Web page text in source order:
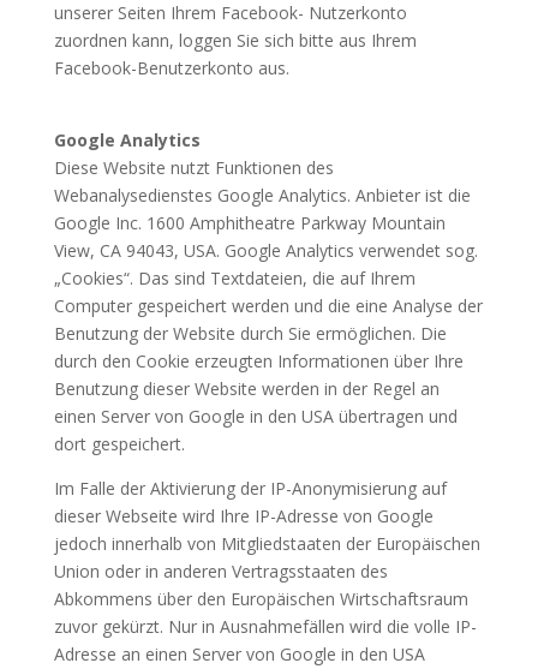
unserer Seiten Ihrem Facebook- Nutzerkonto
zuordnen kann, loggen Sie sich bitte aus Ihrem
Facebook-Benutzerkonto aus.
Google Analytics
Diese Website nutzt Funktionen des
Webanalysedienstes Google Analytics. Anbieter ist die
Google Inc. 1600 Amphitheatre Parkway Mountain
View, CA 94043, USA. Google Analytics verwendet sog.
„Cookies“. Das sind Textdateien, die auf Ihrem
Computer gespeichert werden und die eine Analyse der
Benutzung der Website durch Sie ermöglichen. Die
durch den Cookie erzeugten Informationen über Ihre
Benutzung dieser Website werden in der Regel an
einen Server von Google in den USA übertragen und
dort gespeichert.
Im Falle der Aktivierung der IP-Anonymisierung auf
dieser Webseite wird Ihre IP-Adresse von Google
jedoch innerhalb von Mitgliedstaaten der Europäischen
Union oder in anderen Vertragsstaaten des
Abkommens über den Europäischen Wirtschaftsraum
zuvor gekürzt. Nur in Ausnahmefällen wird die volle IP-
Adresse an einen Server von Google in den USA